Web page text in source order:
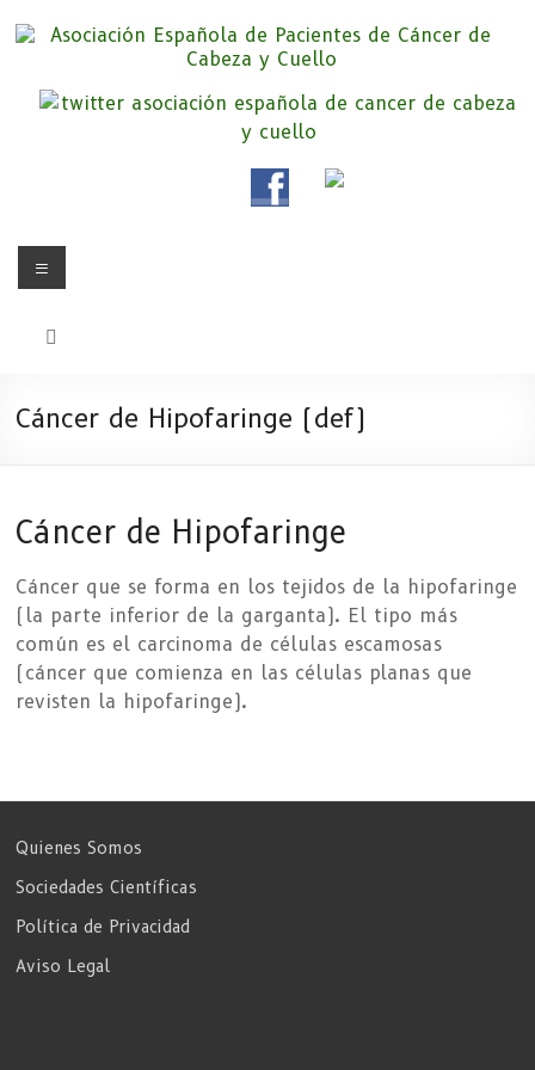
Asociación Española de
Pacientes de Cáncer de Cabeza y
Cuello
Somos la Asociación Española de Pacientes de Cáncer de Cabeza y
cuello «APC», una asociación sin animo de lucro que pretendemos
Menú
Cáncer de Hipofaringe (def)
Cáncer de Hipofaringe
Cáncer que se forma en los tejidos de la hipofaringe
(la parte inferior de la garganta). El tipo más
común es el carcinoma de células escamosas
(cáncer que comienza en las células planas que
revisten la hipofaringe).
Quienes Somos
Sociedades Científicas
Política de Privacidad
Aviso Legal